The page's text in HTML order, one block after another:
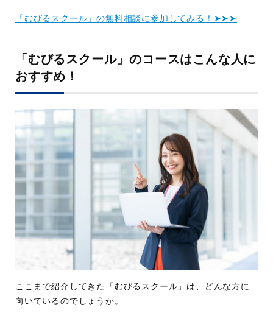
「むびるスクール」の無料相談に参加してみる！➤➤➤
「むびるスクール」のコースはこんな人に
おすすめ！
ここまで紹介してきた「むびるスクール」は、どんな方に
向いているのでしょうか。